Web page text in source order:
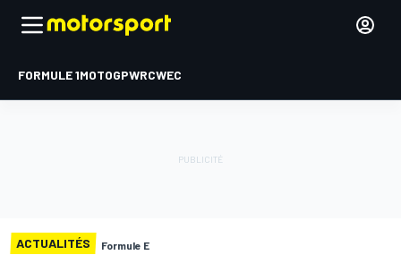
FORMULE 1MOTOGPWRCWEC
ACTUALITÉS Formule E